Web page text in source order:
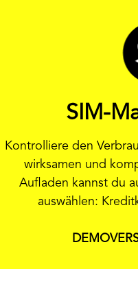
SIM-
Kontrolliere den
wirksamen und
Aufladen kannst du
auswählen: